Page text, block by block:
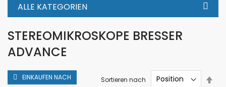
ALLE KATEGORIEN
STEREOMIKROSKOPE BRESSER
ADVANCE
Sortieren nach
EINKAUFEN NACH